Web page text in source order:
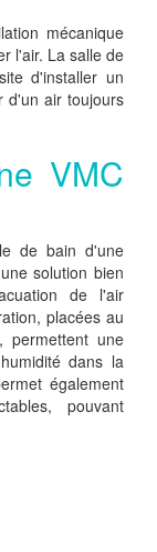
mécanique
l'air. La salle de
d'installer un
d'un air toujours
VMC
de bain d'une
solution bien
de l'air
placées au
permettent une
dans la
également
pouvant